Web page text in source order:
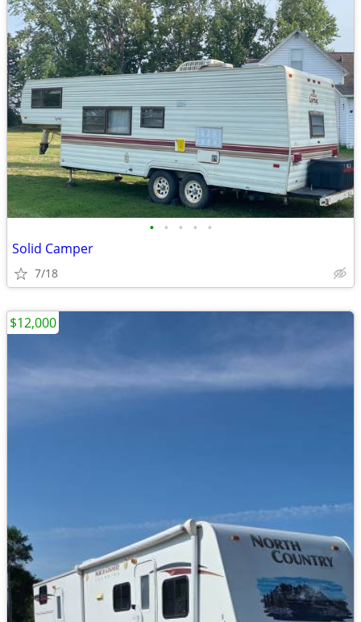
• • • • •
Solid Camper
7/18
$12,000